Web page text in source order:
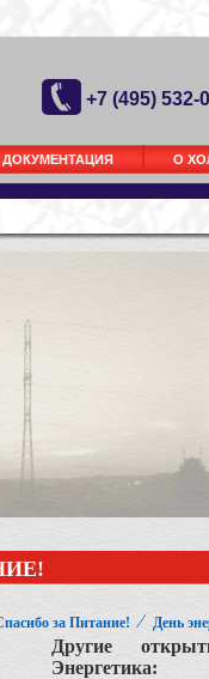
+7 (495) 532-
ДОКУМЕНТАЦИЯ О
за Питание! ⁄ День
Другие
Энергетика: